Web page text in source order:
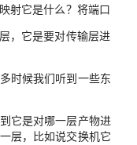
射它是什么？将端口
，它是要对传输层进
时候我们听到一些东
它是对哪一层产物进
层，比如说交换机它